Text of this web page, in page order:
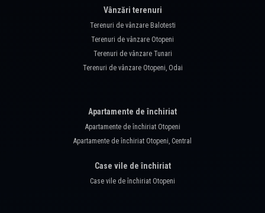
Vânzări terenuri
Terenuri de vânzare Balotesti
Terenuri de vânzare Otopeni
Terenuri de vânzare Tunari
Terenuri de vânzare Otopeni, Odai
Apartamente de închiriat
Apartamente de închiriat Otopeni
Apartamente de închiriat Otopeni, Central
Case vile de închiriat
Case vile de închiriat Otopeni